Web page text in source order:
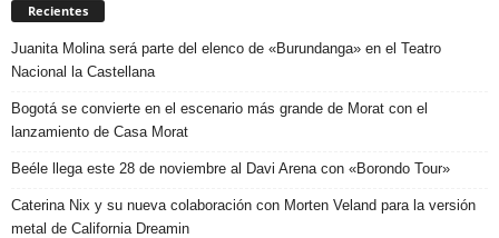
Recientes
Juanita Molina será parte del elenco de «Burundanga» en el Teatro
Nacional la Castellana
Bogotá se convierte en el escenario más grande de Morat con el
lanzamiento de Casa Morat
Beéle llega este 28 de noviembre al Davi Arena con «Borondo Tour»
Caterina Nix y su nueva colaboración con Morten Veland para la versión
metal de California Dreamin